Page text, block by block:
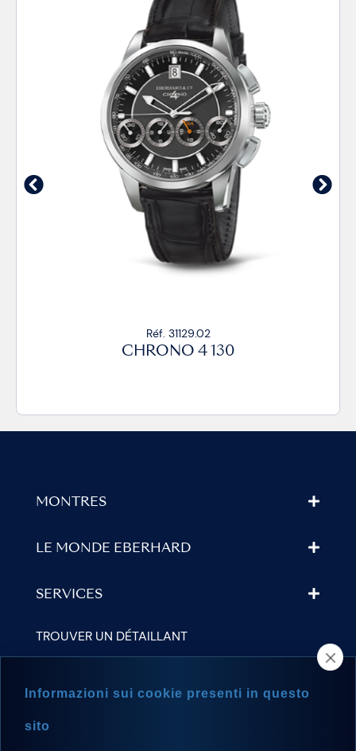
Réf. 31129.02
CHRONO 4 130
MONTRES
LE MONDE EBERHARD
SERVICES
TROUVER UN DÉTAILLANT
Informazioni sui cookie presenti in questo
sito